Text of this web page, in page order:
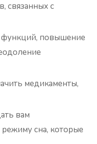
связанных с
функций, повышение
медикаменты,
вам
сна, которые